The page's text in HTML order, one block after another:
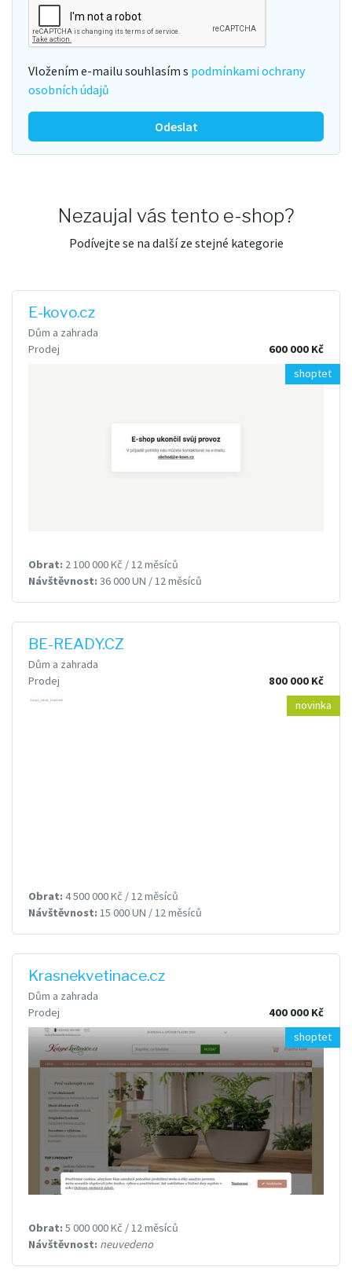
Vložením e-mailu souhlasím s podmínkami ochrany
osobních údajů
Odeslat
Nezaujal vás tento e-shop?
Podívejte se na další ze stejné kategorie
E-kovo.cz
Dům a zahrada
Prodej
600 000 Kč
shoptet
Obrat: 2 100 000 Kč / 12 měsíců
Návštěvnost: 36 000 UN / 12 měsíců
BE-READY.CZ
Dům a zahrada
Prodej
800 000 Kč
novinka
Obrat: 4 500 000 Kč / 12 měsíců
Návštěvnost: 15 000 UN / 12 měsíců
Krasnekvetinace.cz
Dům a zahrada
Prodej
400 000 Kč
shoptet
Obrat: 5 000 000 Kč / 12 měsíců
Návštěvnost: neuvedeno